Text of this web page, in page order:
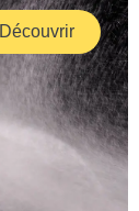
Découvrir